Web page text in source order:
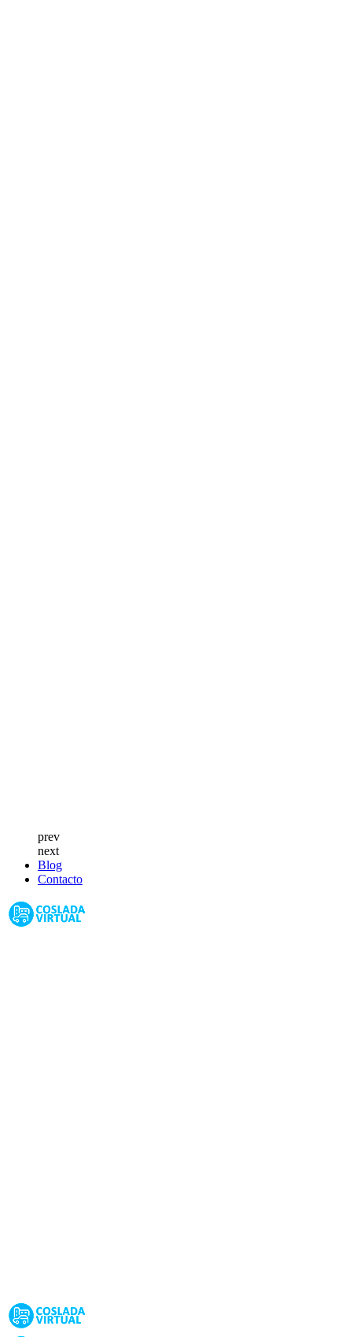
prev
next
Blog
Contacto